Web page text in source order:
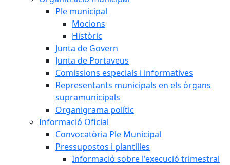
Ple municipal
Mocions
Històric
Junta de Govern
Junta de Portaveus
Comissions especials i informatives
Representants municipals en els òrgans
supramunicipals
Organigrama polític
Informació Oficial
Convocatòria Ple Municipal
Pressupostos i plantilles
Informació sobre l'execució trimestral